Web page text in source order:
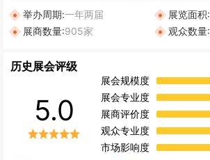
举办周期:一年两届 展览面积:
展商数量:905家 观众数量:
历史展会评级
5.0
展会规模度
展会专业度
展商评价度
观众专业度
市场影响度